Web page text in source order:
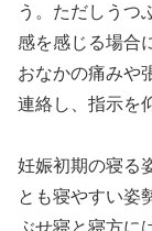
う。ただしうつ
感を感じる場合
おなかの痛みや
連絡し、指示を
妊娠初期の寝る
とも寝やすい姿